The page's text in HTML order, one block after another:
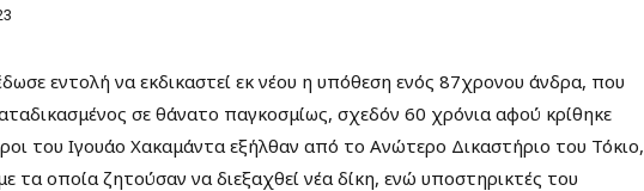
εντολή να εκδικαστεί εκ νέου η υπόθεση ενός 87χρονου άνδρα, που
σε θάνατο παγκοσμίως, σχεδόν 60 χρόνια αφού κρίθηκε
του Ιγουάο Χακαμάντα εξήλθαν από το Ανώτερο Δικαστήριο του Τόκιο,
τα οποία ζητούσαν να διεξαχθεί νέα δίκη, ενώ υποστηρικτές του